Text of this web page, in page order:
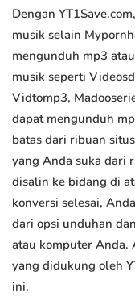
Dengan
musik selain
mengunduh mp3
musik seperti
Vidtomp3,
dapat mengunduh
batas dari ribuan
yang Anda suka dari
disalin ke bidang di
konversi selesai,
dari opsi unduhan
atau komputer Anda.
yang didukung oleh
ini.